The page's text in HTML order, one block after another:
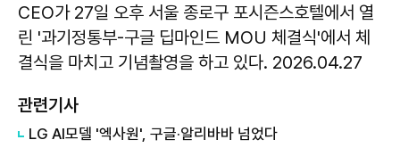
CEO가 27일 오후 서울 종로구 포시즌스호텔에서 열
린 '과기정통부-구글 딥마인드 MOU 체결식'에서 체
결식을 마치고 기념촬영을 하고 있다. 2026.04.27
관련기사
LG AI모델 '엑사원', 구글·알리바바 넘었다